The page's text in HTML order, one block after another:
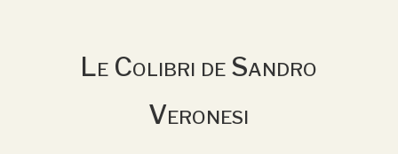
Le Colibri de Sandro
Veronesi